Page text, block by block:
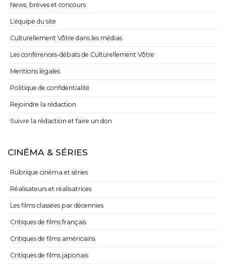
News, brèves et concours
L’équipe du site
Culturellement Vôtre dans les médias
Les conférences-débats de Culturellement Vôtre
Mentions légales
Politique de confidentialité
Rejoindre la rédaction
Suivre la rédaction et faire un don
CINÉMA & SÉRIES
Rubrique cinéma et séries
Réalisateurs et réalisatrices
Les films classées par décennies
Critiques de films français
Critiques de films américains
Critiques de films japonais